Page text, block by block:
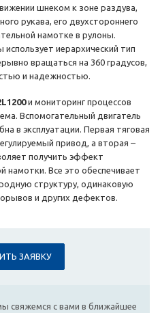
шнеком к зоне раздува,
рукава, его двухстороннего
намотке в рулоны.
иерархический тип
вращаться на 360 градусов,
и надежностью.
и мониторинг процессов
Вспомогательный двигатель
в эксплуатации. Первая тяговая
привод, а вторая –
получить эффект
намотки. Все это обеспечивает
структуру, одинаковую
и других дефектов.
ЗАЯВКУ
свяжемся с вами в ближайшее